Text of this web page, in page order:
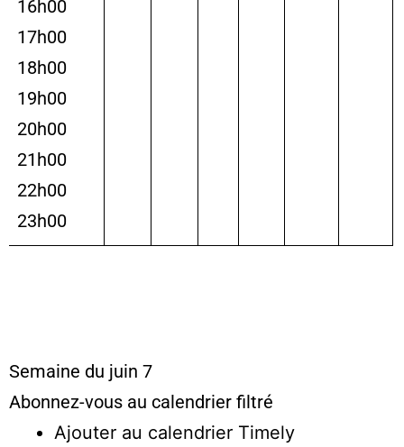
16h00
17h00
18h00
19h00
20h00
21h00
22h00
23h00
Semaine du juin 7
Abonnez-vous au calendrier filtré
Ajouter au calendrier Timely